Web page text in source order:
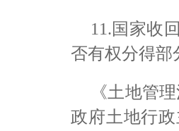
11.国家收
否有权分得部
《土地管
政府土地行